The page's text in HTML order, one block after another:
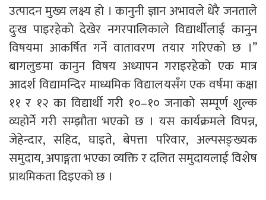
उत्पादन मुख्य लक्ष्य हो । कानुनी ज्ञान अभावले धेरै जनताले
दुःख पाइरहेको देखेर नगरपालिकाले विद्यार्थीलाई कानुन
विषयमा आकर्षित गर्ने वातावरण तयार गरिएको छ ।”
बागलुङमा कानुन विषय अध्यापन गराइरहेको एक मात्र
आदर्श विद्यामन्दिर माध्यमिक विद्यालयसँग एक वर्षमा कक्षा
११ र १२ का विद्यार्थी गरी १०–१० जनाको सम्पूर्ण शुल्क
व्यहोर्ने गरी सम्झौता भएको छ । यस कार्यक्रमले विपन्न,
जेहेन्दार, सहिद, घाइते, बेपत्ता परिवार, अल्पसङ्ख्यक
समुदाय, अपाङ्गता भएका व्यक्ति र दलित समुदायलाई विशेष
प्राथमिकता दिइएको छ ।